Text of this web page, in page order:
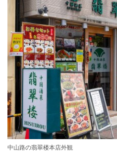
中山路の翡翠楼本店外観